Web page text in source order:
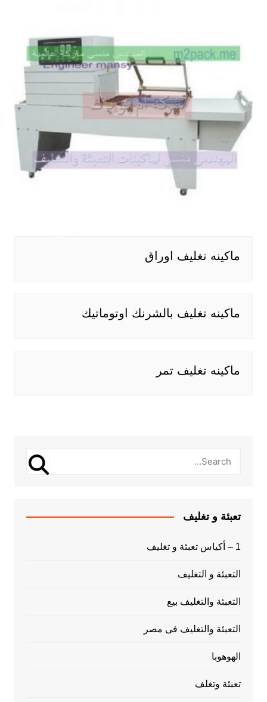
ماكينه تغليف اوراق
ماكينه تغليف بالشرنك اوتوماتيك
ماكينه تغليف تمر
تعبئة و تغليف
1 – أكياس تعبئة و تغليف
التعبئة و التغليف
التعبئة والتغليف بيع
التعبئة والتغليف فى مصر
الهوهوبا
تعبئة وتغلف